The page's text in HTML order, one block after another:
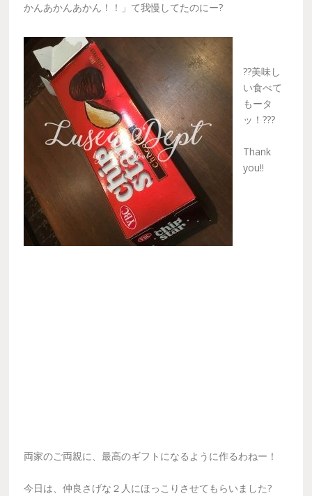
かんあかんあかん！！」て我慢してたのにー?
??美味し
い食べて
もータ
ッ！???
Thank
you!!
両家のご両親に、最高のギフトになるように作るわねー！
今日は、仲良さげな２人にほっこりさせてもらいました?